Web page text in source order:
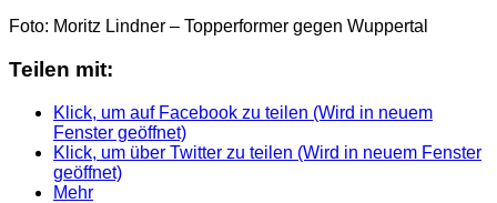
Foto: Moritz Lindner – Topperformer gegen Wuppertal
Teilen mit:
Klick, um auf Facebook zu teilen (Wird in neuem
Fenster geöffnet)
Klick, um über Twitter zu teilen (Wird in neuem Fenster
geöffnet)
Mehr